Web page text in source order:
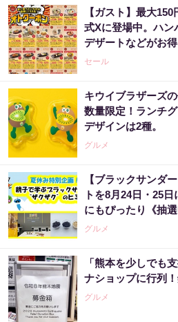
【ガスト】最大
式Xに登場中。ハン
デザートなどがお
セール
キウイブラザーズ
数量限定！ランチ
デザインは2種。
グルメ
【ブラックサンダ
トを8月24日・25
にもぴったり《抽
グルメ
「熊本を少しでも
ナショップに行列
グルメ